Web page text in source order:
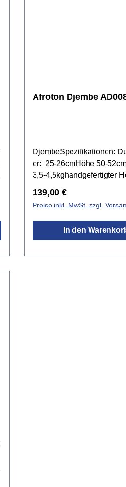
Afroton Djembe
DjembeSpezifikationen:
er: 25-26cmHöhe 50-
3,5-4,5kghandgefertigter
StammZiegenfellstimmbare
Schnurbespannungbreite
Dynamikhandliche
Kinder und
Früherziehungauch mit
Regulärer Preis:
139,00 €
Preise inkl. MwSt. zzgl.
In den